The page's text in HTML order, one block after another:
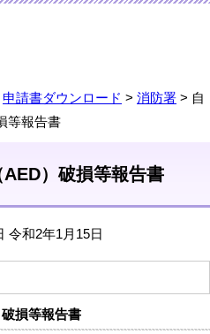
申請書ダウンロード > 消防署 > 自
等報告書
）破損等報告書
和2年1月15日
損等報告書